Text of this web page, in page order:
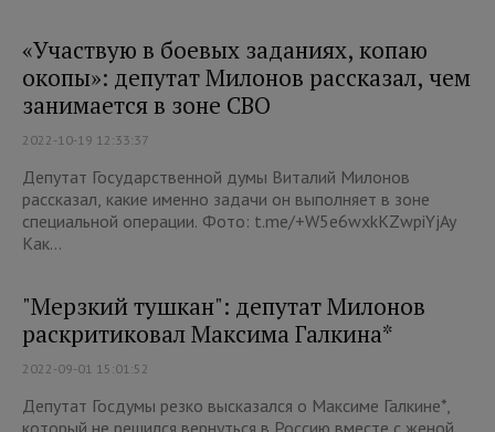
«Участвую в боевых заданиях, копаю
окопы»: депутат Милонов рассказал, чем
занимается в зоне СВО
2022-10-19 12:33:37
Депутат Государственной думы Виталий Милонов
рассказал, какие именно задачи он выполняет в зоне
специальной операции. Фото: t.me/+W5e6wxkKZwpiYjAy
Как...
"Мерзкий тушкан": депутат Милонов
раскритиковал Максима Галкина*
2022-09-01 15:01:52
Депутат Госдумы резко высказался о Максиме Галкине*,